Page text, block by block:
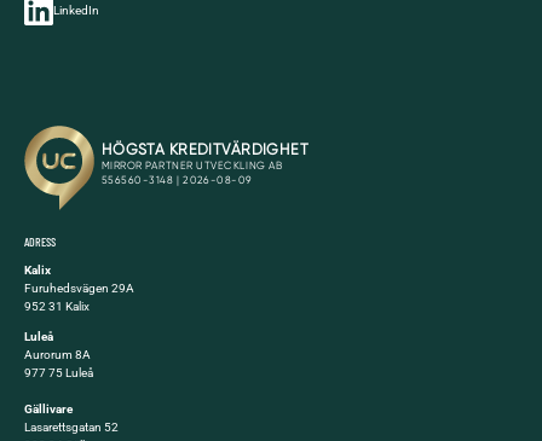
LinkedIn
ADRESS
Kalix
Furuhedsvägen 29A
952 31 Kalix
Luleå
Aurorum 8A
977 75 Luleå
Gällivare
Lasarettsgatan 52